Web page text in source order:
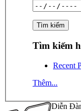
Tìm kiếm
Recent
Thêm...
Diễn